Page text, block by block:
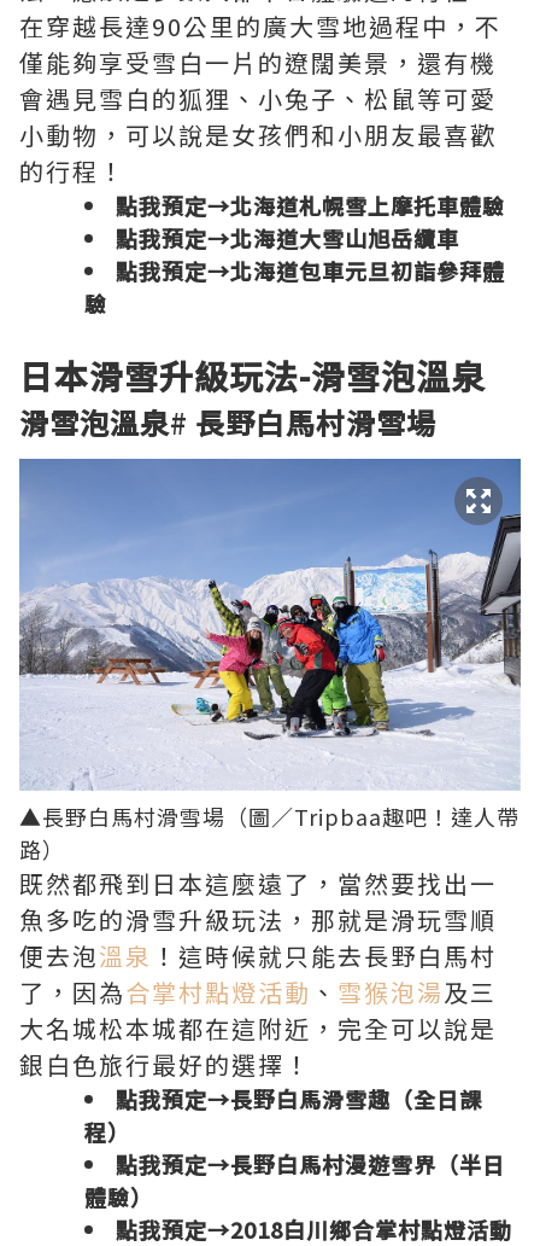
在穿越長達90公里的廣大雪地過程中，不
僅能夠享受雪白一片的遼闊美景，還有機
會遇見雪白的狐狸、小兔子、松鼠等可愛
小動物，可以說是女孩們和小朋友最喜歡
的行程！
點我預定→北海道札幌雪上摩托車體驗
點我預定→北海道大雪山旭岳纜車
點我預定→北海道包車元旦初詣參拜體
驗
日本滑雪升級玩法-滑雪泡溫泉
滑雪泡溫泉# 長野白馬村滑雪場
▲長野白馬村滑雪場（圖／Tripbaa趣吧！達人帶
路）
既然都飛到日本這麼遠了，當然要找出一
魚多吃的滑雪升級玩法，那就是滑玩雪順
便去泡溫泉 ！這時候就只能去長野白馬村
了，因為合掌村點燈活動 、 雪猴泡湯及三
大名城松本城都在這附近，完全可以說是
銀白色旅行最好的選擇！
點我預定→長野白馬滑雪趣（全日課
程）
點我預定→長野白馬村漫遊雪界（半日
體驗）
點我預定→2018白川鄉合掌村點燈活動